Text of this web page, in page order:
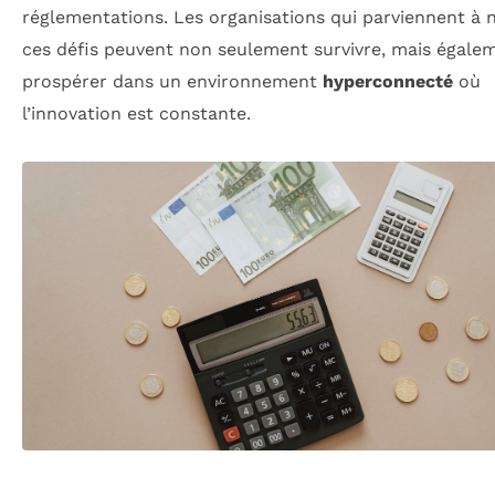
réglementations. Les organisations qui parviennent à
ces défis peuvent non seulement survivre, mais
prospérer dans un environnement hyperconnecté où
l’innovation est constante.